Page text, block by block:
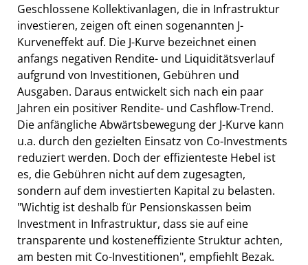
Geschlossene Kollektivanlagen, die in Infrastruktur
investieren, zeigen oft einen sogenannten J-
Kurveneffekt auf. Die J-Kurve bezeichnet einen
anfangs negativen Rendite- und Liquiditätsverlauf
aufgrund von Investitionen, Gebühren und
Ausgaben. Daraus entwickelt sich nach ein paar
Jahren ein positiver Rendite- und Cashflow-Trend.
Die anfängliche Abwärtsbewegung der J-Kurve kann
u.a. durch den gezielten Einsatz von Co-Investments
reduziert werden. Doch der effizienteste Hebel ist
es, die Gebühren nicht auf dem zugesagten,
sondern auf dem investierten Kapital zu belasten.
"Wichtig ist deshalb für Pensionskassen beim
Investment in Infrastruktur, dass sie auf eine
transparente und kosteneffiziente Struktur achten,
am besten mit Co-Investitionen", empfiehlt Bezak.